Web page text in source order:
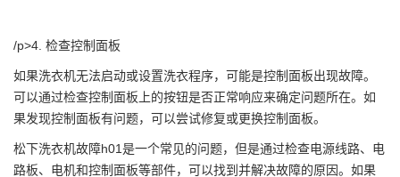
/p>4. 检查控制面板
如果洗衣机无法启动或设置洗衣程序，可能是控制面板出现故障。
可以通过检查控制面板上的按钮是否正常响应来确定问题所在。如
果发现控制面板有问题，可以尝试修复或更换控制面板。
松下洗衣机故障h01是一个常见的问题，但是通过检查电源线路、电
路板、电机和控制面板等部件，可以找到并解决故障的原因。如果